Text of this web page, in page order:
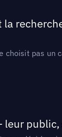
la
choisit pas un
leur public,